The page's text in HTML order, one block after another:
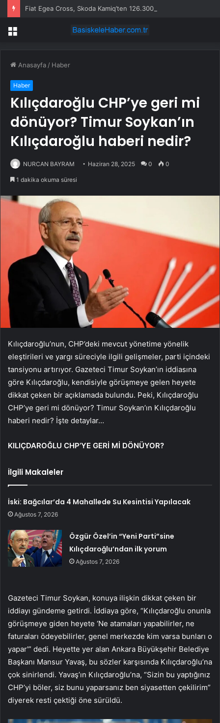
Fiat Egea Cross, Skoda Kamiq’ten 126.300 TL Daha Pahalı
Menü
Anasayfa / Haber
Haber
Kılıçdaroğlu CHP’ye geri mi
dönüyor? Timur Soykan’ın
Kılıçdaroğlu haberi nedir?
NURCAN BAYRAM Haziran 28, 2025 0 0
1 dakika okuma süresi
Kılıçdaroğlu’nun, CHP’deki mevcut yönetime yönelik
eleştirileri ve yargı süreciyle ilgili gelişmeler, parti içindeki
tansiyonu artırıyor. Gazeteci Timur Soykan’ın iddiasına
göre Kılıçdaroğlu, kendisiyle görüşmeye gelen heyete
dikkat çeken bir açıklamada bulundu. Peki, Kılıçdaroğlu
CHP’ye geri mi dönüyor? Timur Soykan’ın Kılıçdaroğlu
haberi nedir? İşte detaylar…
KILIÇDAROĞLU CHP’YE GERİ Mİ DÖNÜYOR?
İlgili Makaleler
İski: Bağcılar’da 4 Mahallede Su Kesintisi Yapılacak
Ağustos 7, 2026
Özgür Özel’in “Yeni Parti”sine
Kılıçdaroğlu’ndan ilk yorum
Ağustos 7, 2026
Gazeteci Timur Soykan, konuya ilişkin dikkat çeken bir
iddiayı gündeme getirdi. İddiaya göre, “Kılıçdaroğlu onunla
görüşmeye giden heyete ‘Ne atamaları yapabilirler, ne
faturaları ödeyebilirler, genel merkezde kim varsa bunları o
yapar'” dedi. Heyette yer alan Ankara Büyükşehir Belediye
Başkanı Mansur Yavaş, bu sözler karşısında Kılıçdaroğlu’na
çok sinirlendi. Yavaş’ın Kılıçdaroğlu’na, “Sizin bu yaptığınız
CHP’yi böler, siz bunu yaparsanız ben siyasetten çekilirim”
diyerek resti çektiği öne sürüldü.